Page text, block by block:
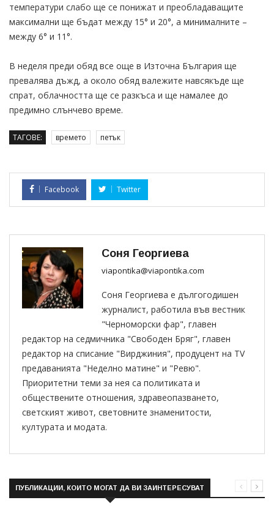
температури слабо ще се понижат и преобладаващите
максимални ще бъдат между 15° и 20°, а минималните –
между 6° и 11°.
В неделя преди обяд все още в Източна България ще
превалява дъжд, а около обяд валежите навсякъде ще
спрат, облачността ще се разкъса и ще намалее до
предимно слънчево време.
ТАГОВЕ: времето петък
Facebook Twitter
Соня Георгиева
viapontika@viapontika.com
Соня Георгиева е дългогодишен
журналист, работила във вестник
"Черноморски фар", главен
редактор на седмичника "Свободен Бряг", главен
редактор на списание "Вирджиния", продуцент на TV
предаванията "Неделно матине" и "Ревю".
Приоритетни теми за нея са политиката и
обществените отношения, здравеопазването,
светският живот, световните знаменитости,
културата и модата.
ПУБЛИКАЦИИ, КОИТО МОГАТ ДА ВИ ЗАИНТЕРЕСУВАТ